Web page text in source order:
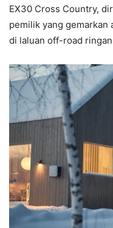
EX30 Cross Country,
pemilik yang gemarkan
di laluan off-road